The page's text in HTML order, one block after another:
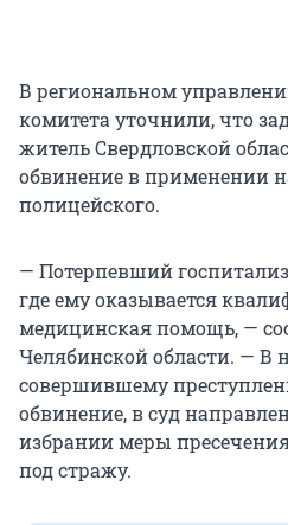
В региональном
комитета уточнили, что
житель Свердловской
обвинение в применении
полицейского.
— Потерпевший
где ему оказывается
медицинская помощь, —
Челябинской области. — В
совершившему
обвинение, в суд
избрании меры
под стражу.